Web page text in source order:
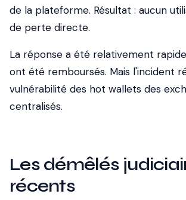
de la plateforme. Résultat : aucun
de perte directe.
La réponse a été relativement
ont été remboursés. Mais l'incident
vulnérabilité des hot wallets des
centralisés.
Les démêlés
récents